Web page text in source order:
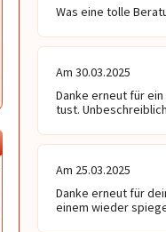
Was eine tolle
Am 30.03.2025
Danke erneut für
tust.
Am 25.03.2025
Danke erneut für
einem wieder